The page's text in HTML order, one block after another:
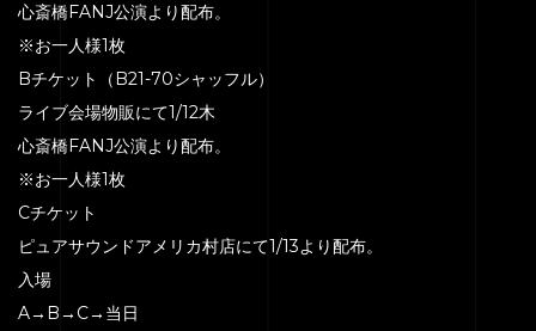
ENGENEER
PRICE
心斎橋FANJ公演より配布。
※お一人様1枚
Bチケット（B21-70シャッフル）
ライブ会場物販にて1/12木
心斎橋FANJ公演より配布。
※お一人様1枚
Cチケット
ピュアサウンドアメリカ村店にて1/13より配布。
入場
A→B→C→当日